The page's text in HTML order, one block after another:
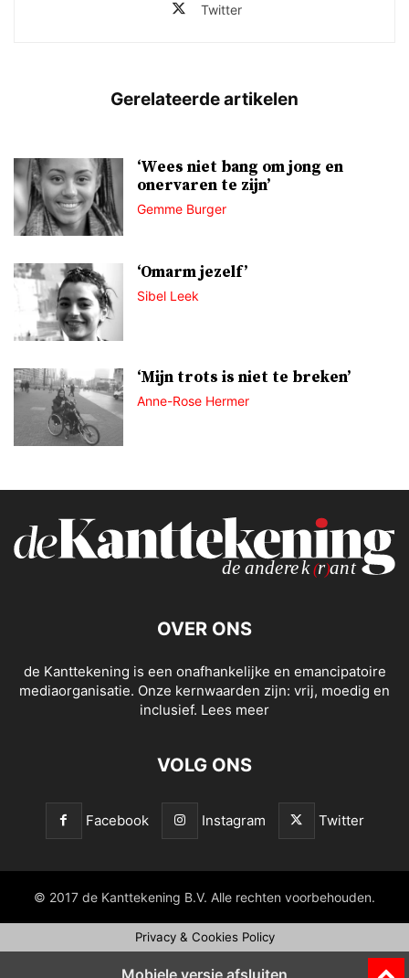
Twitter
‘Wees niet bang om jong en
onervaren te zijn’
Gemme Burger
‘Omarm jezelf’
Sibel Leek
‘Mijn trots is niet te breken’
Anne-Rose Hermer
OVER ONS
de Kanttekening is een onafhankelijke en emancipatoire
mediaorganisatie. Onze kernwaarden zijn: vrij, moedig en
inclusief. Lees meer
VOLG ONS
Facebook Instagram Twitter
© 2017 de Kanttekening B.V. Alle rechten voorbehouden.
Privacy & Cookies Policy
Mobiele versie afsluiten